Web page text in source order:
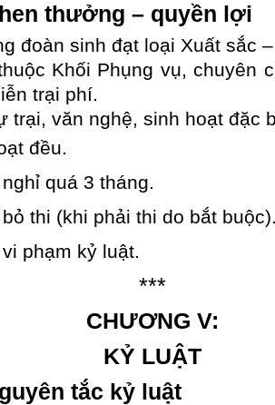
thưởng – quyền lợi
đoàn sinh đạt loại Xuất sắc
Khối Phụng vụ, chuyên
trại phí.
trại, văn nghệ, sinh hoạt đặc
đều.
quá 3 tháng.
bỏ thi (khi phải thi do bắt
phạm kỷ luật.
***
CHƯƠNG V:
KỶ LUẬT
tắc kỷ luật